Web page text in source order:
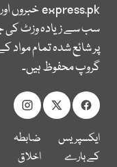
express.pkخبروں
سب سے زیادہ وزٹ کی
پر شائع شدہ تمام
گروپ محفوظ ہیں۔
ایکسپریس
کے بارے
ضابطہ
اخلاق